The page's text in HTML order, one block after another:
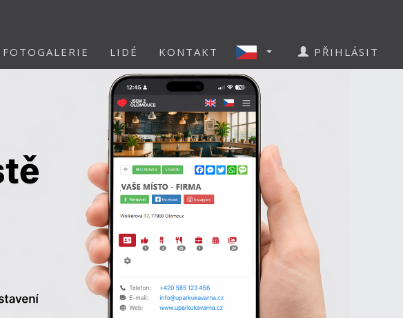
FOTOGALERIE LIDÉ KONTAKT PŘIHLÁSIT